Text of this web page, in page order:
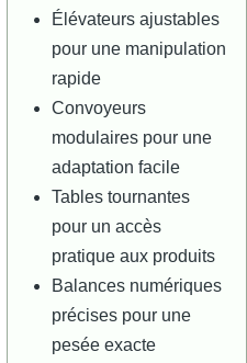
Élévateurs ajustables
pour une manipulation
rapide
Convoyeurs
modulaires pour une
adaptation facile
Tables tournantes
pour un accès
pratique aux produits
Balances numériques
précises pour une
pesée exacte